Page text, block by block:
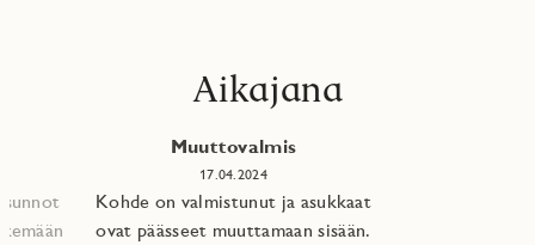
Aikajana
Muuttovalmis
17.04.2024
Kohde on valmistunut ja asukkaat
ovat päässeet muuttamaan sisään.